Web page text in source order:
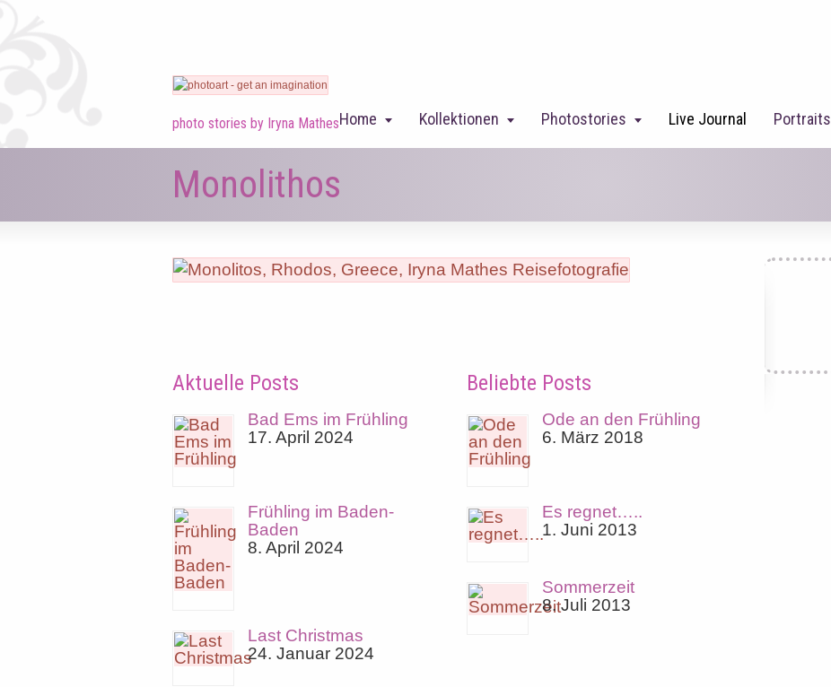
photo stories by Iryna MathesHome Kollektionen Photostories Live Journal Portraits
Monolithos
Aktuelle Posts
Bad Ems im Frühling
17. April 2024
Frühling im Baden-
Baden
8. April 2024
Last Christmas
24. Januar 2024
Beliebte Posts
Ode an den Frühling
6. März 2018
Es regnet…..
1. Juni 2013
Sommerzeit
8. Juli 2013